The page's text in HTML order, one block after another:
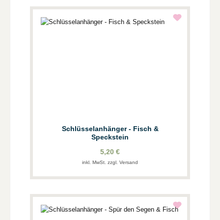
Schlüsselanhänger - Fisch &
Speckstein
5,20 €
inkl. MwSt. zzgl. Versand